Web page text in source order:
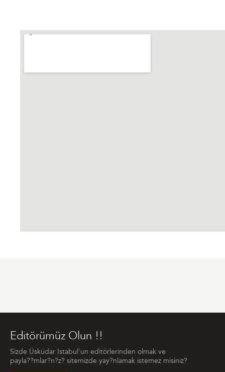
Editörümüz Olun !!
Sizde Üsküdar Istabul'un editörlerinden olmak ve
payla??mlar?n?z? sitemizde yay?nlamak istemez misiniz?